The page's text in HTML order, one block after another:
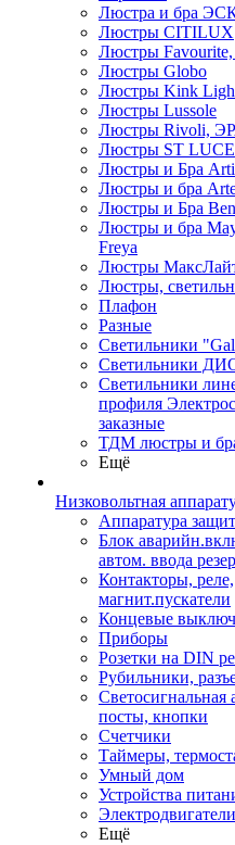
Люстра и бра
Люстры CITILUX
Люстры Favourite,
Люстры Globo
Люстры Kink
Люстры Lussole
Люстры Rivoli,
Люстры ST LUCE
Люстры и Бра
Люстры и бра
Люстры и Бра
Люстры и бра
Freya
Люстры
Люстры,
Плафон
Разные
Светильники
Светильники
Светильники
профиля
заказные
ТДМ люстры и
Ещё
Низковольтная
Аппаратура
Блок
автом. ввода
Контакторы, реле,
магнит.пускатели
Концевые
Приборы
Розетки на DIN
Рубильники,
Светосигнальная
посты, кнопки
Счетчики
Таймеры,
Умный дом
Устройства
Электродвигатели
Ещё